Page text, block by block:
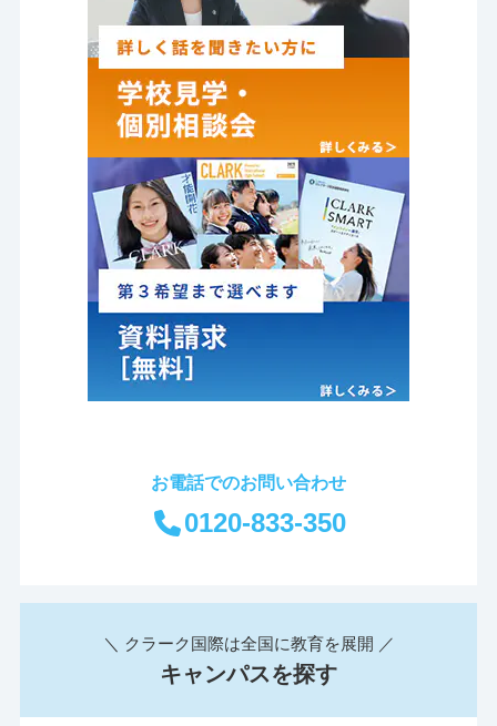
お電話でのお問い合わせ
0120-833-350
＼ クラーク国際は全国に教育を展開 ／
キャンパスを探す